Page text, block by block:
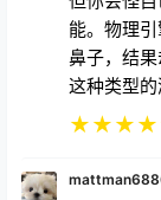
能。物理
鼻子，结
这种类型的
★★★★